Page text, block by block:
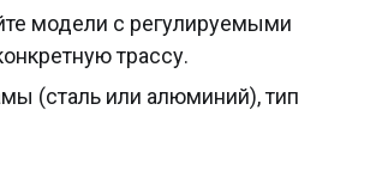
модели с регулируемыми
трассу.
(сталь или алюминий), тип